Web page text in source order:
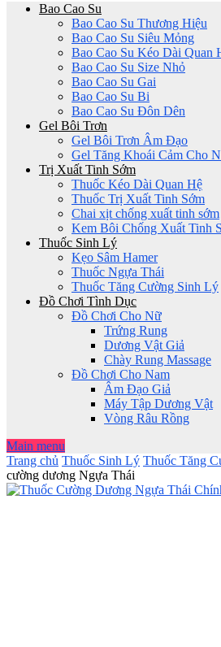
Bao Cao Su
Bao Cao Su Thương Hiệu
Bao Cao Su Siêu Mỏng
Bao Cao Su Kéo Dài Quan
Bao Cao Su Size Nhỏ
Bao Cao Su Gai
Bao Cao Su Bi
Bao Cao Su Đôn Dên
Gel Bôi Trơn
Gel Bôi Trơn Âm Đạo
Gel Tăng Khoái Cảm Cho
Trị Xuất Tinh Sớm
Thuốc Kéo Dài Quan Hệ
Thuốc Trị Xuất Tinh Sớm
Chai xịt chống xuất tinh sớm
Kem Bôi Chống Xuất Tinh
Thuốc Sinh Lý
Kẹo Sâm Hamer
Thuốc Ngựa Thái
Thuốc Tăng Cường Sinh Lý
Đồ Chơi Tình Dục
Đồ Chơi Cho Nữ
Trứng Rung
Dương Vật Giả
Chày Rung Massage
Đồ Chơi Cho Nam
Âm Đạo Giả
Máy Tập Dương Vật
Vòng Râu Rồng
Main menu
Trang chủ Thuốc Sinh Lý Thuốc Tăng
cường dương Ngựa Thái